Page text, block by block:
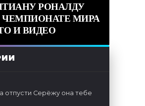
РОНАЛДУ
ЧЕМПИОНАТЕ МИРА
И ВИДЕО
отпусти Серёжу она тебе